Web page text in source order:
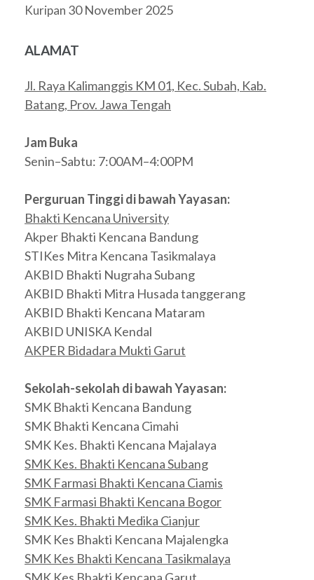
Kuripan 30 November 2025
ALAMAT
Jl. Raya Kalimanggis KM 01, Kec. Subah, Kab.
Batang, Prov. Jawa Tengah
Jam Buka
Senin–Sabtu: 7:00AM–4:00PM
Perguruan Tinggi di bawah Yayasan:
Bhakti Kencana University
Akper Bhakti Kencana Bandung
STIKes Mitra Kencana Tasikmalaya
AKBID Bhakti Nugraha Subang
AKBID Bhakti Mitra Husada tanggerang
AKBID Bhakti Kencana Mataram
AKBID UNISKA Kendal
AKPER Bidadara Mukti Garut
Sekolah-sekolah di bawah Yayasan:
SMK Bhakti Kencana Bandung
SMK Bhakti Kencana Cimahi
SMK Kes. Bhakti Kencana Majalaya
SMK Kes. Bhakti Kencana Subang
SMK Farmasi Bhakti Kencana Ciamis
SMK Farmasi Bhakti Kencana Bogor
SMK Kes. Bhakti Medika Cianjur
SMK Kes Bhakti Kencana Majalengka
SMK Kes Bhakti Kencana Tasikmalaya